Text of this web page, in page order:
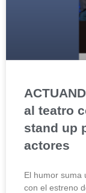
al teatro
stand up
actores
El humor suma
con el estreno